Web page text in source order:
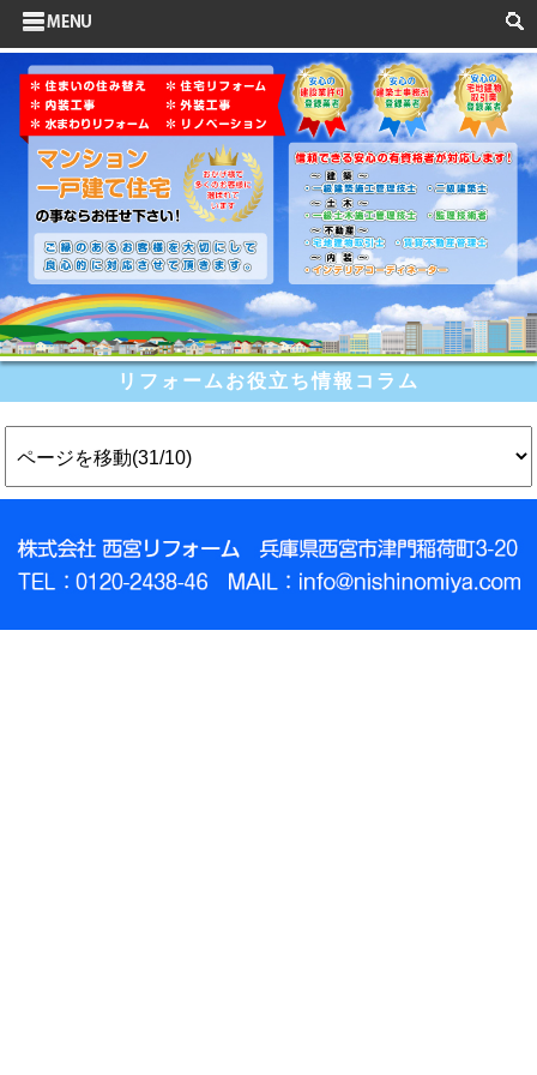
リフォームお役立ち情報コラム
サイドメニュー
お客様の声
水まわりリフォーム
ポイントリフォーム
よくある質問
HOME
検索